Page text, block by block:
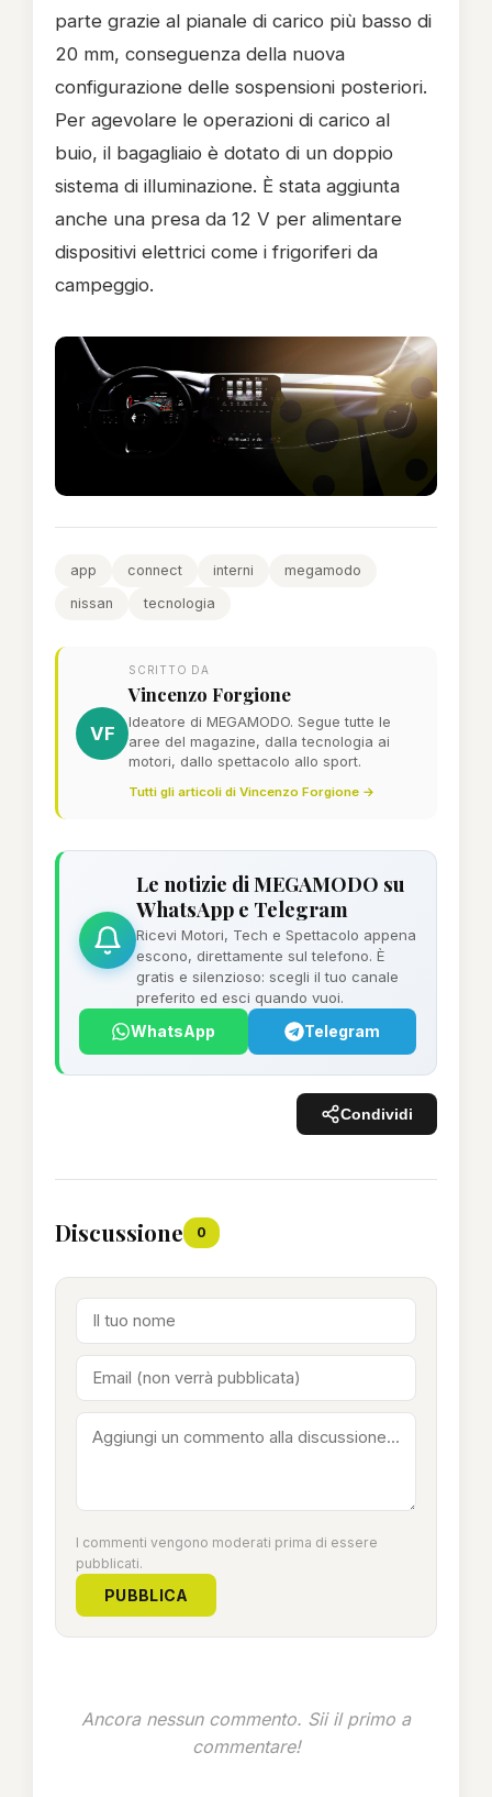
parte grazie al pianale di carico più basso di
20 mm, conseguenza della nuova
configurazione delle sospensioni posteriori.
Per agevolare le operazioni di carico al
buio, il bagagliaio è dotato di un doppio
sistema di illuminazione. È stata aggiunta
anche una presa da 12 V per alimentare
dispositivi elettrici come i frigoriferi da
campeggio.
app connect interni
megamodo
nissan
tecnologia
VF
SCRITTO DA
Vincenzo Forgione
Ideatore di MEGAMODO. Segue tutte le
aree del magazine, dalla tecnologia ai
motori, dallo spettacolo allo sport.
Tutti gli articoli di Vincenzo Forgione →
Le notizie di MEGAMODO su
WhatsApp e Telegram
Ricevi Motori, Tech e Spettacolo appena
escono, direttamente sul telefono. È
gratis e silenzioso: scegli il tuo canale
preferito ed esci quando vuoi.
WhatsApp Telegram
Condividi
Discussione 0
I commenti vengono moderati prima di essere
pubblicati.
PUBBLICA
Ancora nessun commento. Sii il primo a
commentare!